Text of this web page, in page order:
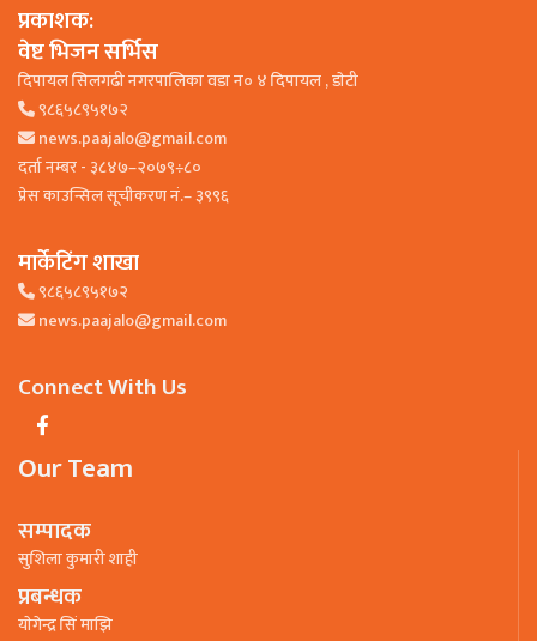
प्रकाशक:
वेष्ट भिजन सर्भिस
दिपायल सिलगढी नगरपालिका वडा न० ४ दिपायल , डाेटी
९८६५८९५१७२
news.paajalo@gmail.com
दर्ता नम्बर - ३८४७–२०७९÷८०
प्रेस काउन्सिल सूचीकरण नं.– ३९९६
मार्केटिंग शाखा
९८६५८९५१७२
news.paajalo@gmail.com
Connect With Us
Our Team
सम्पादक
सुशिला कुमारी शाही
प्रबन्धक
याेगेन्द्र सिं माझि